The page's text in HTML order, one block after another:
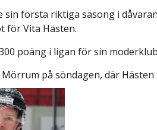
sin första riktiga säsong i
för Vita Hästen.
poäng i ligan för sin
på söndagen, där Hästen